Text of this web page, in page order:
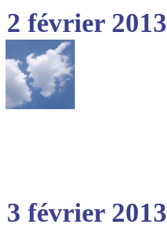
2 février 2013
3 février 2013